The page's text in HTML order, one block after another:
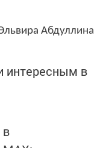
Абдуллина
интересным в
в